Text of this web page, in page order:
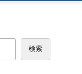
検索